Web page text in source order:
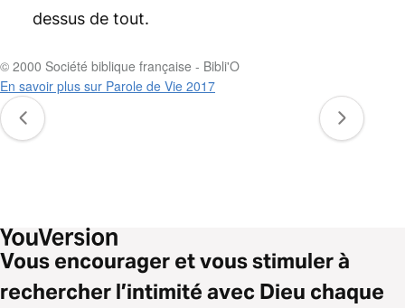
dessus de tout.
© 2000 Société biblique française - Bibli'O
En savoir plus sur Parole de Vie 2017
Vous encourager et vous stimuler à
rechercher l’intimité avec Dieu chaque